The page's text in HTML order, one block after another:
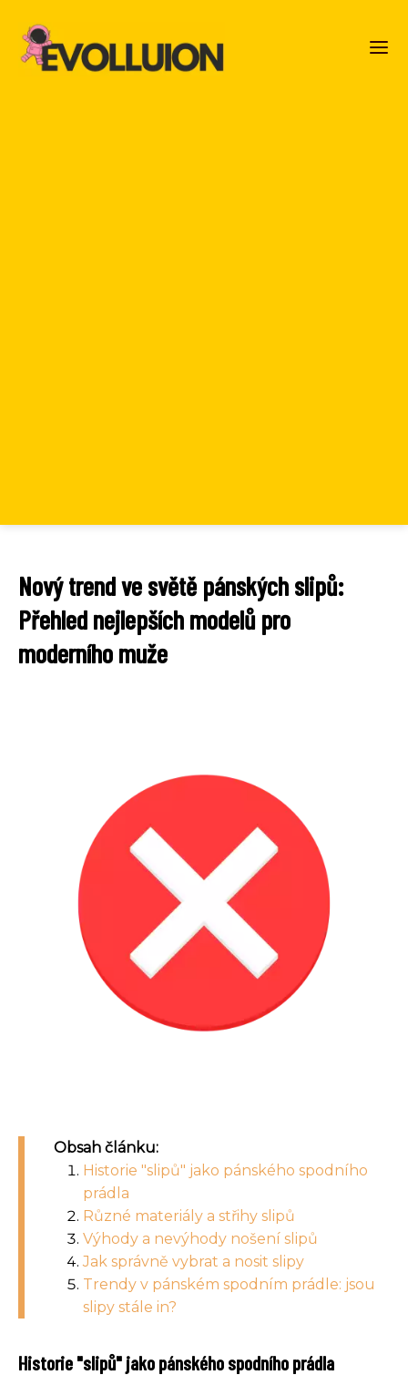
Nový trend ve světě pánských slipů:
Přehled nejlepších modelů pro
moderního muže
Obsah článku:
Historie "slipů" jako pánského spodního
prádla
Různé materiály a střihy slipů
Výhody a nevýhody nošení slipů
Jak správně vybrat a nosit slipy
Trendy v pánském spodním prádle: jsou
slipy stále in?
Historie "slipů" jako pánského spodního prádla